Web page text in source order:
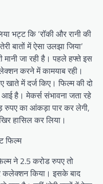
भट्ट कि ‘रॉकी और रानी की
बातों में ऐसा उलझा जिया’
मानी जा रही है। पहले हफ्ते इस
करने में कामयाब रही।
में दर्ज किए। फिल्म की दो
है। मेकर्स संभावना जता रहे
रुपए का आंकड़ा पार कर लेगी,
हासिल कर लिया।
फिल्म
ने 2.5 करोड रुपए तो
कलेक्शन किया। इसके बाद